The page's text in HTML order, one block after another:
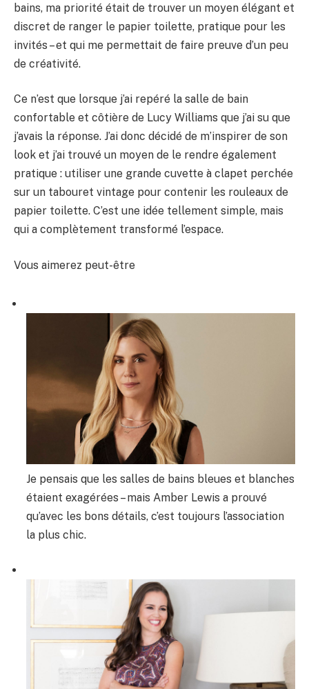
bains, ma priorité était de trouver un moyen élégant et
discret de ranger le papier toilette, pratique pour les
invités – et qui me permettait de faire preuve d’un peu
de créativité.
Ce n’est que lorsque j’ai repéré la salle de bain
confortable et côtière de Lucy Williams que j’ai su que
j’avais la réponse. J’ai donc décidé de m’inspirer de son
look et j’ai trouvé un moyen de le rendre également
pratique : utiliser une grande cuvette à clapet perchée
sur un tabouret vintage pour contenir les rouleaux de
papier toilette. C’est une idée tellement simple, mais
qui a complètement transformé l’espace.
Vous aimerez peut-être
Je pensais que les salles de bains bleues et blanches
étaient exagérées – mais Amber Lewis a prouvé
qu’avec les bons détails, c’est toujours l’association
la plus chic.